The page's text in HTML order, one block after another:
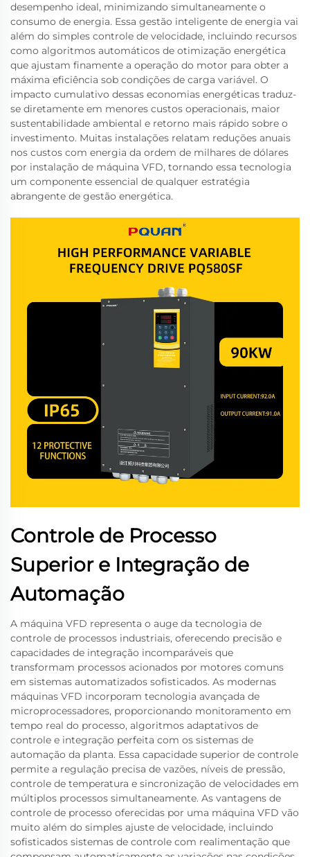
desempenho ideal, minimizando simultaneamente o
consumo de energia. Essa gestão inteligente de energia vai
além do simples controle de velocidade, incluindo recursos
como algoritmos automáticos de otimização energética
que ajustam finamente a operação do motor para obter a
máxima eficiência sob condições de carga variável. O
impacto cumulativo dessas economias energéticas traduz-
se diretamente em menores custos operacionais, maior
sustentabilidade ambiental e retorno mais rápido sobre o
investimento. Muitas instalações relatam reduções anuais
nos custos com energia da ordem de milhares de dólares
por instalação de máquina VFD, tornando essa tecnologia
um componente essencial de qualquer estratégia
abrangente de gestão energética.
Controle de Processo
Superior e Integração de
Automação
A máquina VFD representa o auge da tecnologia de
controle de processos industriais, oferecendo precisão e
capacidades de integração incomparáveis que
transformam processos acionados por motores comuns
em sistemas automatizados sofisticados. As modernas
máquinas VFD incorporam tecnologia avançada de
microprocessadores, proporcionando monitoramento em
tempo real do processo, algoritmos adaptativos de
controle e integração perfeita com os sistemas de
automação da planta. Essa capacidade superior de controle
permite a regulação precisa de vazões, níveis de pressão,
controle de temperatura e sincronização de velocidades em
múltiplos processos simultaneamente. As vantagens de
controle de processo oferecidas por uma máquina VFD vão
muito além do simples ajuste de velocidade, incluindo
sofisticados sistemas de controle com realimentação que